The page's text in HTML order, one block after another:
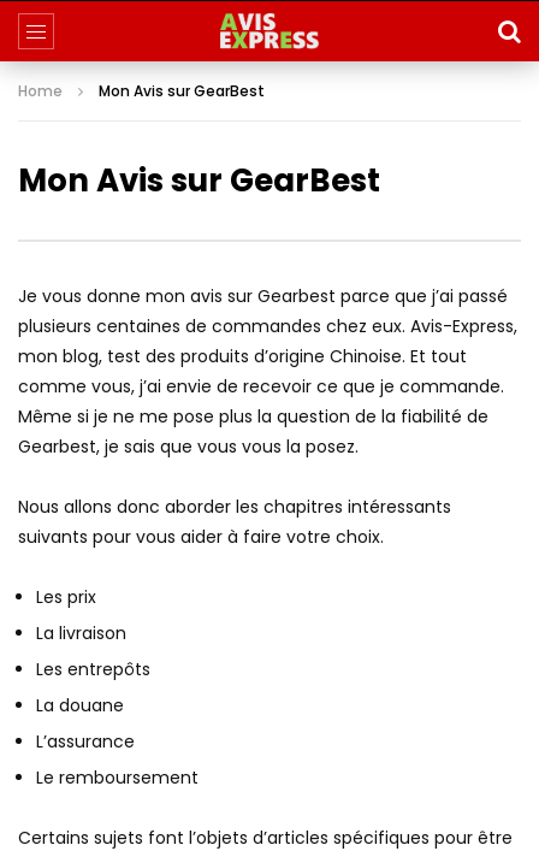
Home Mon Avis sur GearBest
Mon Avis sur GearBest
Je vous donne mon avis sur Gearbest parce que j’ai passé
plusieurs centaines de commandes chez eux. Avis-Express,
mon blog, test des produits d’origine Chinoise. Et tout
comme vous, j’ai envie de recevoir ce que je commande.
Même si je ne me pose plus la question de la fiabilité de
Gearbest, je sais que vous vous la posez.
Nous allons donc aborder les chapitres intéressants
suivants pour vous aider à faire votre choix.
Les prix
La livraison
Les entrepôts
La douane
L’assurance
Le remboursement
Certains sujets font l’objets d’articles spécifiques pour être